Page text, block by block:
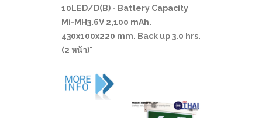
10LED/D(B) - Battery Capacity
Mi-MH3.6V 2,100 mAh.
430x100x220 mm. Back up 3.0 hrs.
(2 หน้า)"